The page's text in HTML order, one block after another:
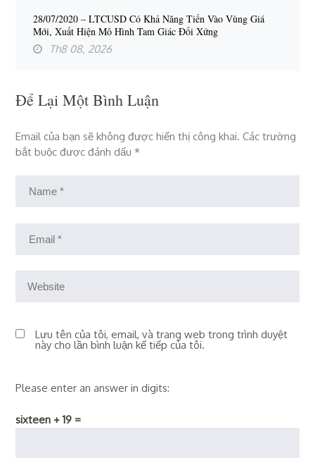
28/07/2020 – LTCUSD Có Khả Năng Tiến Vào Vùng Giá
Mới, Xuất Hiện Mô Hình Tam Giác Đối Xứng
Th8 08, 2026
Để Lại Một Bình Luận
Email của bạn sẽ không được hiển thị công khai. Các trường
bắt buộc được đánh dấu*
Lưu tên của tôi, email, và trang web trong trình duyệt
này cho lần bình luận kế tiếp của tôi.
Please enter an answer in digits:
sixteen + 19 =